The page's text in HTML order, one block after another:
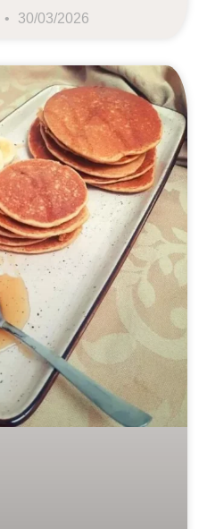
30/03/2026